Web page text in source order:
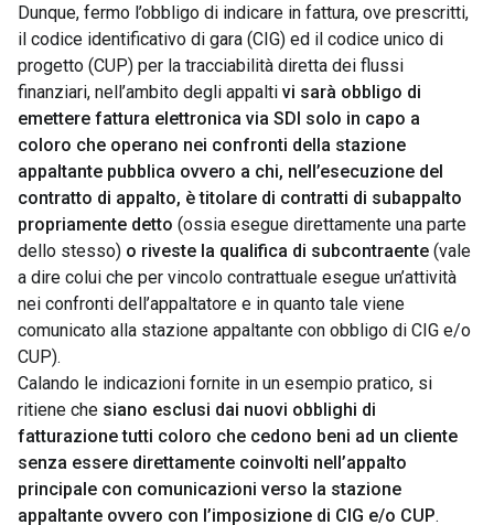
Dunque, fermo l’obbligo di indicare in fattura, ove prescritti,
il codice identificativo di gara (CIG) ed il codice unico di
progetto (CUP) per la tracciabilità diretta dei flussi
finanziari, nell’ambito degli appalti vi sarà obbligo di
emettere fattura elettronica via SDI solo in capo a
coloro che operano nei confronti della stazione
appaltante pubblica ovvero a chi, nell’esecuzione del
contratto di appalto, è titolare di contratti di subappalto
propriamente detto (ossia esegue direttamente una parte
dello stesso) o riveste la qualifica di subcontraente(vale
a dire colui che per vincolo contrattuale esegue un’attività
nei confronti dell’appaltatore e in quanto tale viene
comunicato alla stazione appaltante con obbligo di CIG e/o
CUP).
Calando le indicazioni fornite in un esempio pratico, si
ritiene che siano esclusi dai nuovi obblighi di
fatturazione tutti coloro che cedono beni ad un cliente
senza essere direttamente coinvolti nell’appalto
principale con comunicazioni verso la stazione
appaltante ovvero con l’imposizione di CIG e/o CUP.